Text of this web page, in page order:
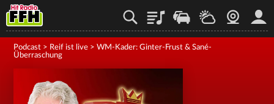
PlaylistStaupilotWetterWebcam
Podcast > Reif ist live > WM-Kader: Ginter-Frust & Sané-
Überraschung